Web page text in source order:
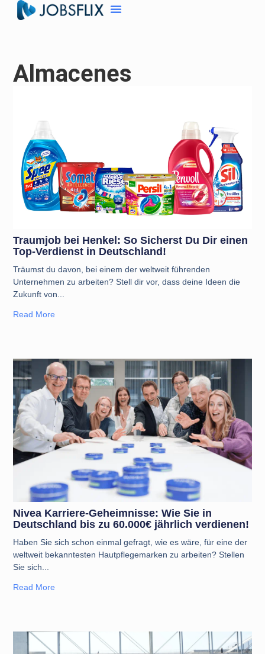
Almacenes
Traumjob bei Henkel: So Sicherst Du Dir einen
Top-Verdienst in Deutschland!
Träumst du davon, bei einem der weltweit führenden
Unternehmen zu arbeiten? Stell dir vor, dass deine Ideen die
Zukunft von
Read More
Nivea Karriere-Geheimnisse: Wie Sie in
Deutschland bis zu 60.000€ jährlich verdienen!
Haben Sie sich schon einmal gefragt, wie es wäre, für eine der
weltweit bekanntesten Hautpflegemarken zu arbeiten? Stellen
Sie sich
Read More